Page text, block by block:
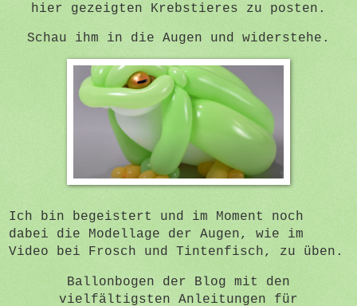
hier gezeigten Krebstieres zu posten.
Schau ihm in die Augen und widerstehe.
Ich bin begeistert und im Moment noch
dabei die Modellage der Augen, wie im
Video bei Frosch und Tintenfisch, zu üben.
Ballonbogen der Blog mit den
vielfältigsten Anleitungen für